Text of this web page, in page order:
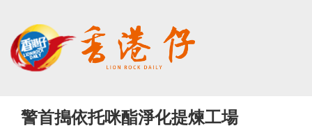
警首搗依托咪酯淨化提煉工場